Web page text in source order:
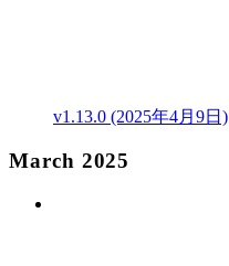
v1.13.0 (2025年4月9日)
March 2025